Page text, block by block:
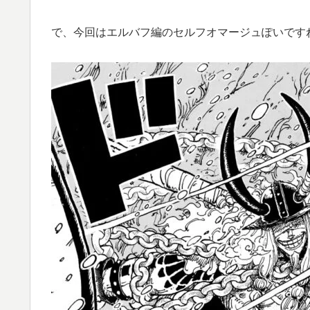
で、今回はエルバフ編のセルフオマージュぽいです